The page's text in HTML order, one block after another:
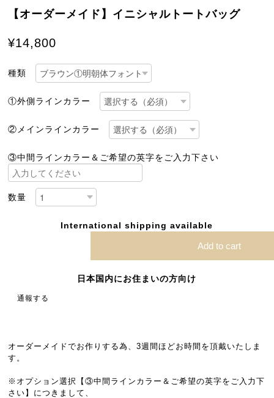
【オーダーメイド】イニシャルトートバッグ
¥14,800
種類
①外側ラインカラー
②メインラインカラー
③中間ラインカラー＆ご希望の英字をご入力下さい
数量
International shipping available
Add to cart
日本国内にお住まいの方向け
通報する
オーダーメイドでお作りする為、3週間ほどお時間を頂戴いたしま
す。
※オプション選択【③中間ラインカラー＆ご希望の英字をご入力下
さい】につきまして、